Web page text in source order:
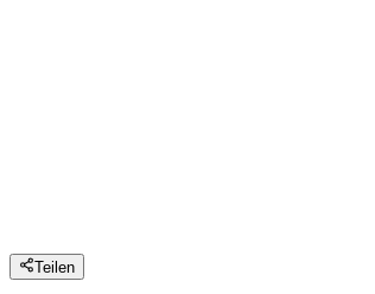
Teilen